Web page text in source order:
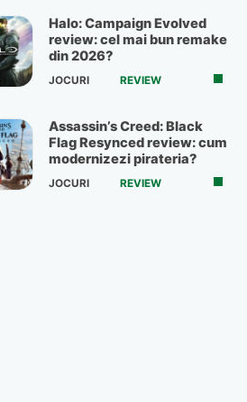
Halo: Campaign Evolved
review: cel mai bun remake
din 2026?
JOCURI REVIEW
Assassin’s Creed: Black
Flag Resynced review: cum
modernizezi pirateria?
JOCURI REVIEW